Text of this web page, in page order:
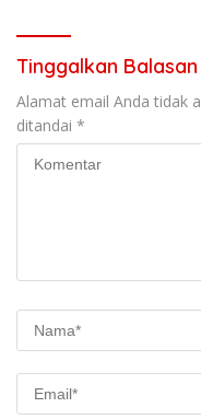
Tinggalkan Balasan
Alamat email Anda tidak
ditandai *